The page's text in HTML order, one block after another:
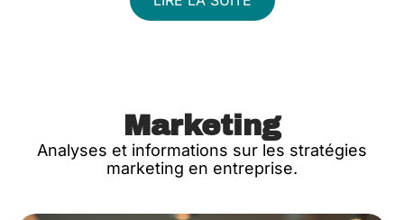
Marketing
Analyses et informations sur les stratégies
marketing en entreprise.